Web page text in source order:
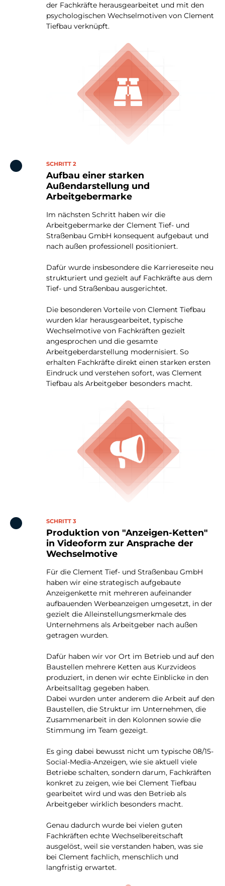
der Fachkräfte herausgearbeitet und mit den
psychologischen Wechselmotiven von Clement
Tiefbau verknüpft.
SCHRITT 2
Aufbau einer starken
Außendarstellung und
Arbeitgebermarke
Im nächsten Schritt haben wir die
Arbeitgebermarke der Clement Tief- und
Straßenbau GmbH konsequent aufgebaut und
nach außen professionell positioniert.
Dafür wurde insbesondere die Karriereseite neu
strukturiert und gezielt auf Fachkräfte aus dem
Tief- und Straßenbau ausgerichtet.
Die besonderen Vorteile von Clement Tiefbau
wurden klar herausgearbeitet, typische
Wechselmotive von Fachkräften gezielt
angesprochen und die gesamte
Arbeitgeberdarstellung modernisiert. So
erhalten Fachkräfte direkt einen starken ersten
Eindruck und verstehen sofort, was Clement
Tiefbau als Arbeitgeber besonders macht.
SCHRITT 3
Produktion von "Anzeigen-Ketten"
in Videoform zur Ansprache der
Wechselmotive
Für die Clement Tief- und Straßenbau GmbH
haben wir eine strategisch aufgebaute
Anzeigenkette mit mehreren aufeinander
aufbauenden Werbeanzeigen umgesetzt, in der
gezielt die Alleinstellungsmerkmale des
Unternehmens als Arbeitgeber nach außen
getragen wurden.
Dafür haben wir vor Ort im Betrieb und auf den
Baustellen mehrere Ketten aus Kurzvideos
produziert, in denen wir echte Einblicke in den
Arbeitsalltag gegeben haben.
Dabei wurden unter anderem die Arbeit auf den
Baustellen, die Struktur im Unternehmen, die
Zusammenarbeit in den Kolonnen sowie die
Stimmung im Team gezeigt.
Es ging dabei bewusst nicht um typische 08/15-
Social-Media-Anzeigen, wie sie aktuell viele
Betriebe schalten, sondern darum, Fachkräften
konkret zu zeigen, wie bei Clement Tiefbau
gearbeitet wird und was den Betrieb als
Arbeitgeber wirklich besonders macht.
Genau dadurch wurde bei vielen guten
Fachkräften echte Wechselbereitschaft
ausgelöst, weil sie verstanden haben, was sie
bei Clement fachlich, menschlich und
langfristig erwartet.